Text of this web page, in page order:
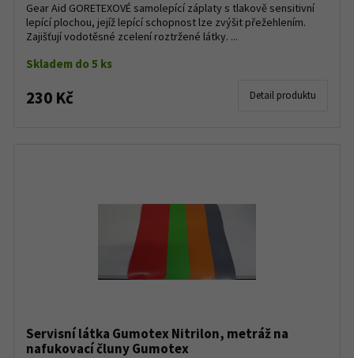
Gear Aid GORETEXOVÉ samolepící záplaty s tlakově sensitivní
lepící plochou, jejíž lepící schopnost lze zvýšit přežehlením.
Zajišťují vodotěsné zcelení roztržené látky. ...
Skladem do 5 ks
230 Kč Detail produktu
Servisní látka Gumotex Nitrilon, metráž na
nafukovací čluny Gumotex